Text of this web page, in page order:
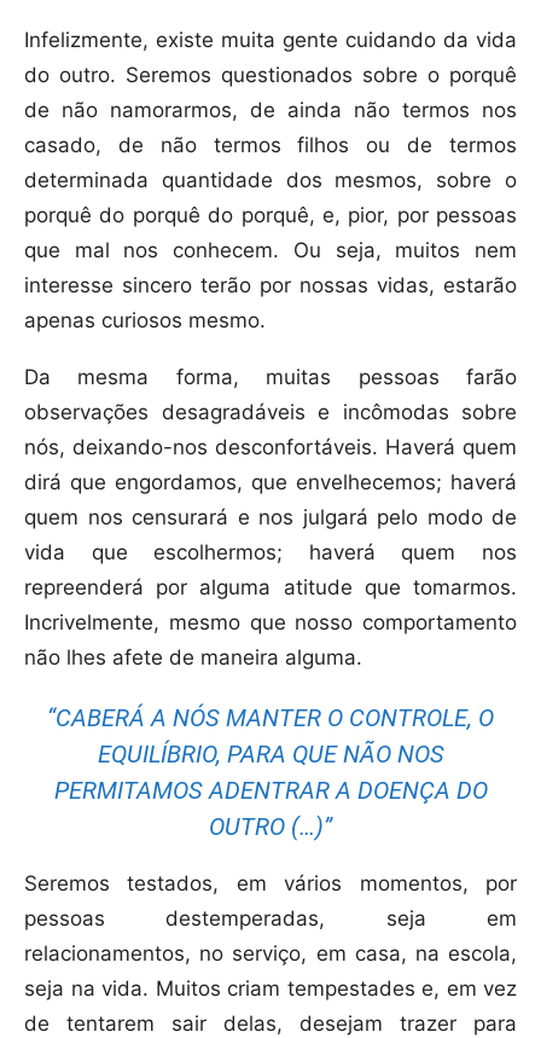
Infelizmente, existe muita gente cuidando da vida
do outro. Seremos questionados sobre o porquê
de não namorarmos, de ainda não termos nos
casado, de não termos filhos ou de termos
determinada quantidade dos mesmos, sobre o
porquê do porquê do porquê, e, pior, por pessoas
que mal nos conhecem. Ou seja, muitos nem
interesse sincero terão por nossas vidas, estarão
apenas curiosos mesmo.
Da mesma forma, muitas pessoas farão
observações desagradáveis e incômodas sobre
nós, deixando-nos desconfortáveis. Haverá quem
dirá que engordamos, que envelhecemos; haverá
quem nos censurará e nos julgará pelo modo de
vida que escolhermos; haverá quem nos
repreenderá por alguma atitude que tomarmos.
Incrivelmente, mesmo que nosso comportamento
não lhes afete de maneira alguma.
“CABERÁ A NÓS MANTER O CONTROLE, O
EQUILÍBRIO, PARA QUE NÃO NOS
PERMITAMOS ADENTRAR A DOENÇA DO
OUTRO (…)”
Seremos testados, em vários momentos, por
pessoas destemperadas, seja em
relacionamentos, no serviço, em casa, na escola,
seja na vida. Muitos criam tempestades e, em vez
de tentarem sair delas, desejam trazer para